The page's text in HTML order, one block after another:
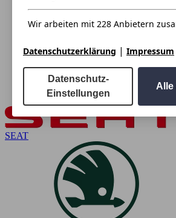
SEAT
Wir arbeiten mit 228 Anbietern
Datenschutzerklärung | Impressum
Datenschutz-
Einstellungen
Alle